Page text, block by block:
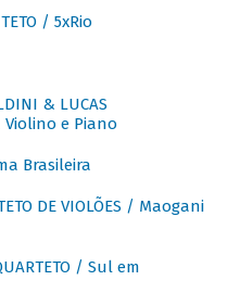
/ 5xRio
& LUCAS
Violino e Piano
Brasileira
DE VIOLÕES / Maogani
/ Sul em